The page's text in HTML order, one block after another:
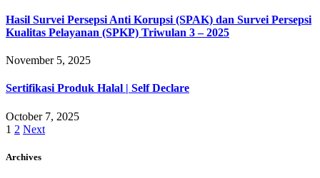
Hasil Survei Persepsi Anti Korupsi (SPAK) dan Survei Persepsi
Kualitas Pelayanan (SPKP) Triwulan 3 – 2025
November 5, 2025
Sertifikasi Produk Halal | Self Declare
October 7, 2025
1 2 Next
Archives